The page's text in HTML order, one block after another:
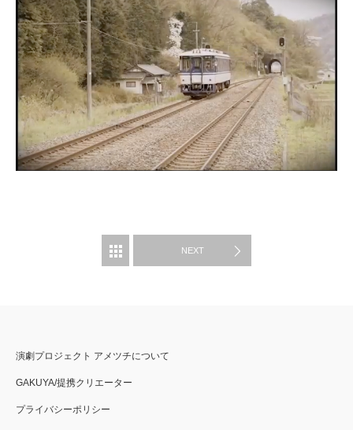
NEXT
演劇プロジェクト アメツチについて
GAKUYA/提携クリエーター
プライバシーポリシー